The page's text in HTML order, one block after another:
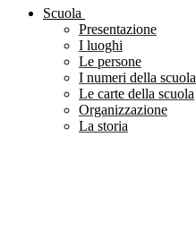
Scuola
Presentazione
I luoghi
Le persone
I numeri della scuola
Le carte della scuola
Organizzazione
La storia